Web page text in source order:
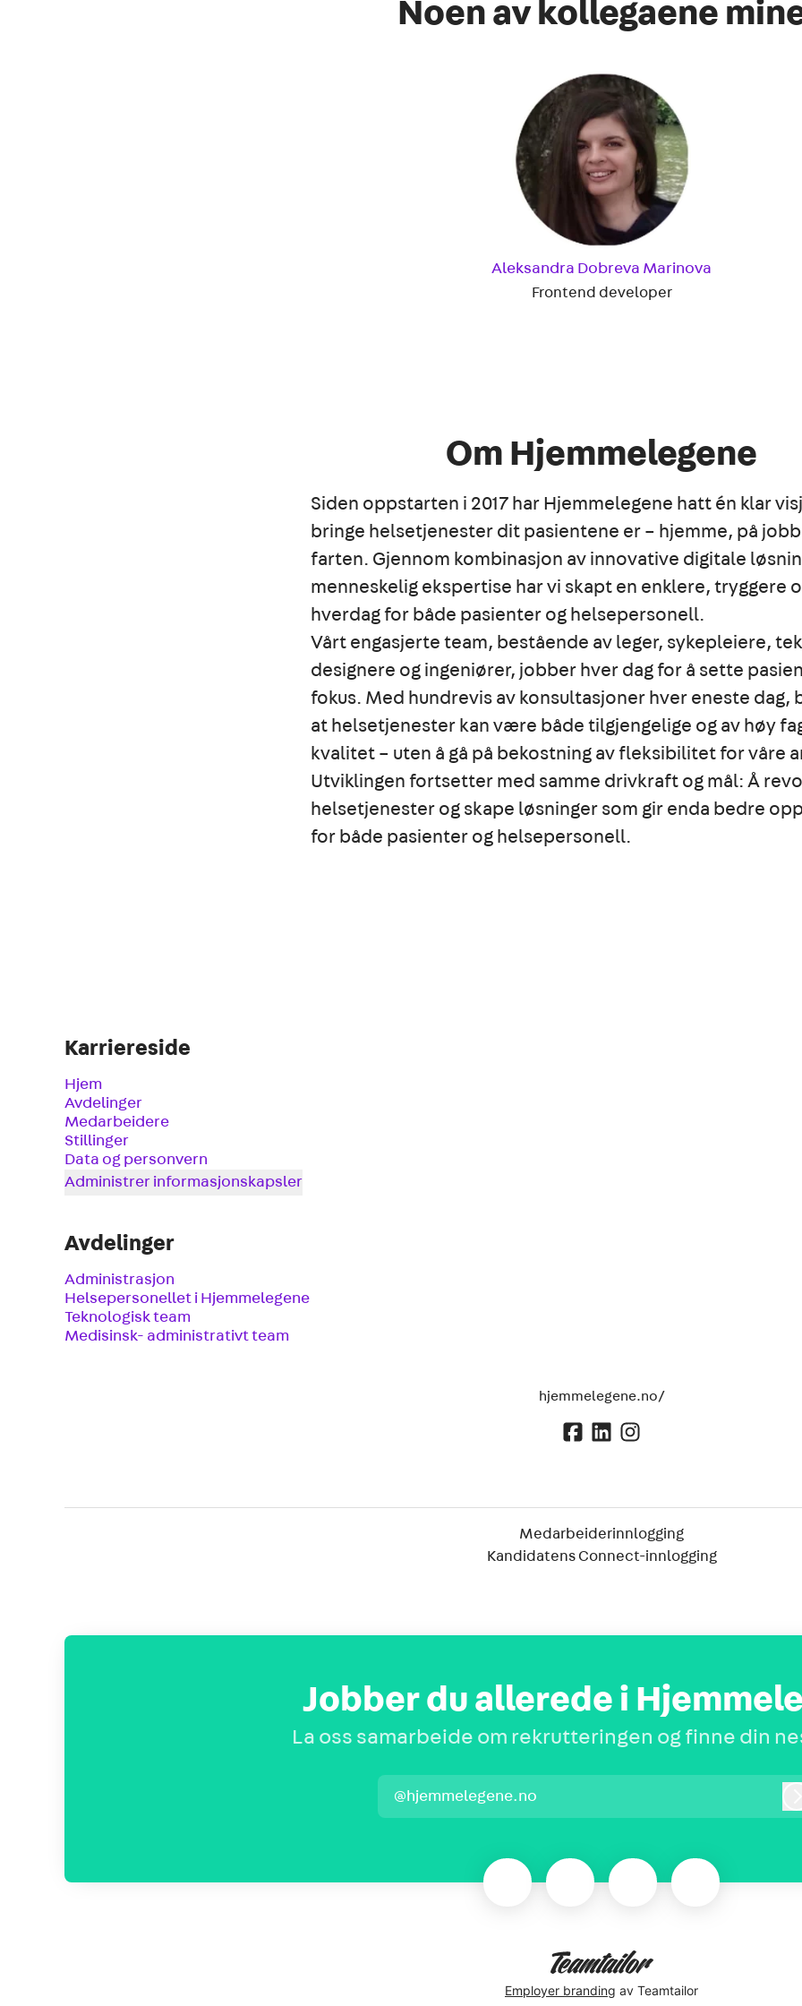
Noen av kollegaene
Aleksandra Dobreva Marinova
Frontend developer
Om Hjemmelegene
Siden oppstarten i 2017 har Hjemmelegene hatt én klar
bringe helsetjenester dit pasientene er – hjemme, på
farten. Gjennom kombinasjon av innovative digitale
menneskelig ekspertise har vi skapt en enklere, tryggere
hverdag for både pasienter og helsepersonell.
Vårt engasjerte team, bestående av leger, sykepleiere,
designere og ingeniører, jobber hver dag for å sette
fokus. Med hundrevis av konsultasjoner hver eneste dag,
at helsetjenester kan være både tilgjengelige og av høy
kvalitet – uten å gå på bekostning av fleksibilitet for våre
Utviklingen fortsetter med samme drivkraft og mål: Å
helsetjenester og skape løsninger som gir enda bedre
for både pasienter og helsepersonell.
Karriereside
Hjem
Avdelinger
Medarbeidere
Stillinger
Data og personvern
Administrer informasjonskapsler
Avdelinger
Administrasjon
Helsepersonellet i Hjemmelegene
Teknologisk team
Medisinsk- administrativt team
hjemmelegene.no/
Medarbeiderinnlogging
Kandidatens Connect-innlogging
Jobber du allerede i
La oss samarbeide om rekrutteringen og finne din
@hjemmelegene.no
Employer branding av Teamtailor